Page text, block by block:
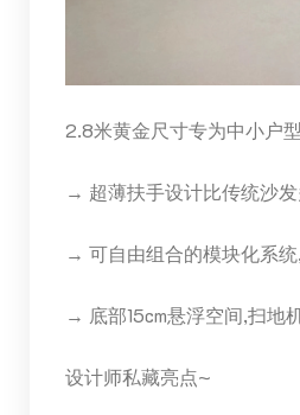
2.8米黄金尺寸专为中小户
→ 超薄扶手设计比传统沙
→ 可自由组合的模块化系
→ 底部15cm悬浮空间,扫地
设计师私藏亮点~